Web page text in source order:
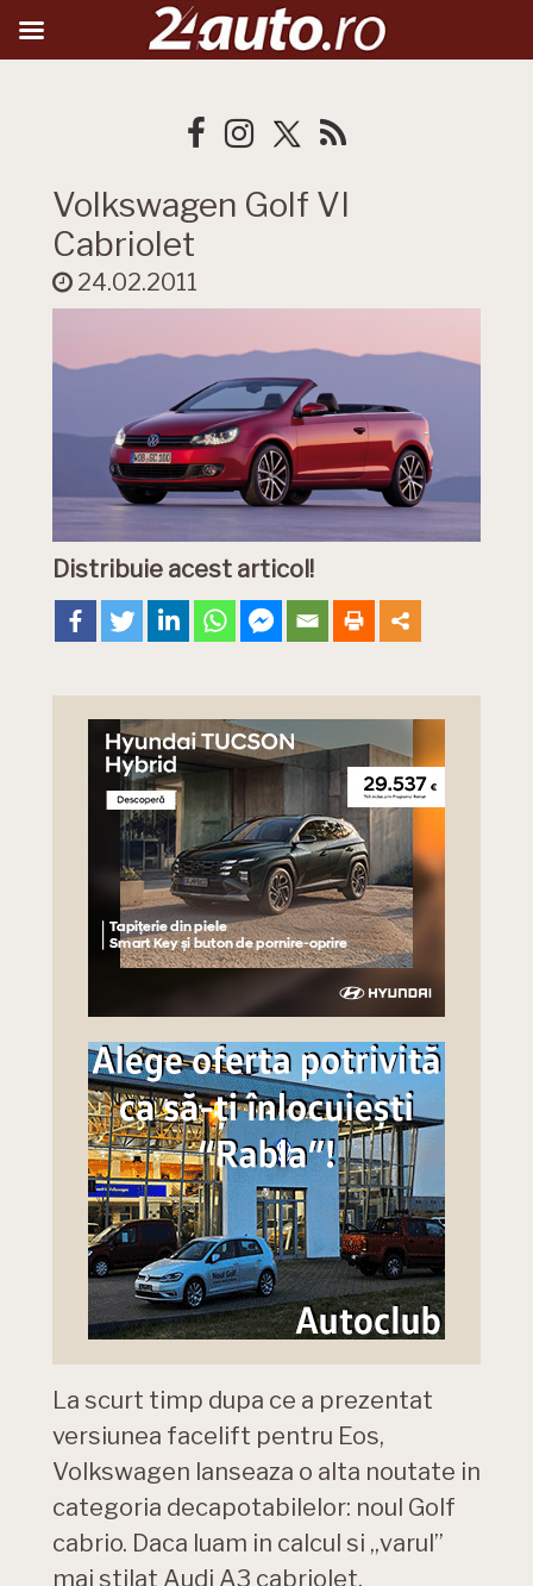
Volkswagen Golf VI
Cabriolet
24.02.2011
Distribuie acest articol!
La scurt timp dupa ce a prezentat
versiunea facelift pentru Eos,
Volkswagen lanseaza o alta noutate in
categoria decapotabilelor: noul Golf
cabrio. Daca luam in calcul si „varul”
mai stilat Audi A3 cabriolet,